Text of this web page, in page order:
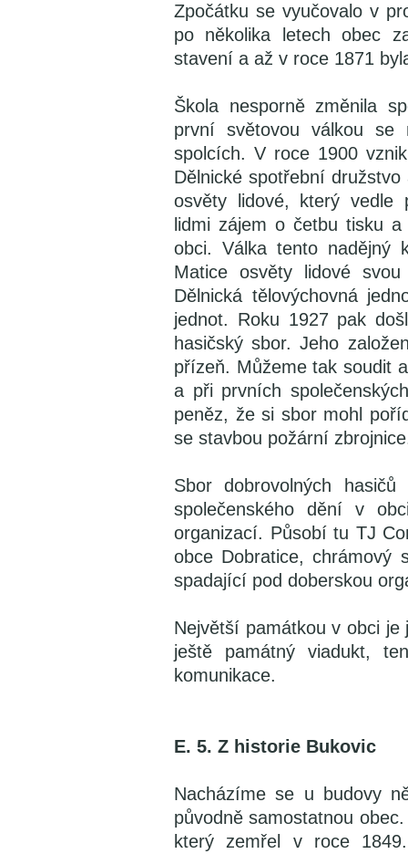
Zpočátku se vyučovalo v
po několika letech obec
stavení a až v roce 1871
Škola nesporně změnila
první světovou válkou se
spolcích. V roce 1900
Dělnické spotřební
osvěty lidové, který vedle
lidmi zájem o četbu tisku
obci. Válka tento nadějný
Matice osvěty lidové
Dělnická tělovýchovná
jednot. Roku 1927 pak
hasičský sbor. Jeho
přízeň. Můžeme tak soudit
a při prvních
peněz, že si sbor mohl
se stavbou požární
Sbor dobrovolných
společenského dění v
organizací. Působí tu TJ
obce Dobratice, chrámový
spadající pod doberskou
Největší památkou v obci je
ještě památný viadukt,
komunikace.
E. 5. Z historie Bukovic
Nacházíme se u budovy
původně samostatnou
který zemřel v roce